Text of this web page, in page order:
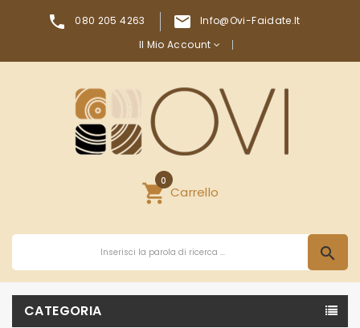
 080 205 4263 
Info@ovi-Faidate.it
Il Mio Account
shopping_cartCarrello
0
search
CATEGORIA